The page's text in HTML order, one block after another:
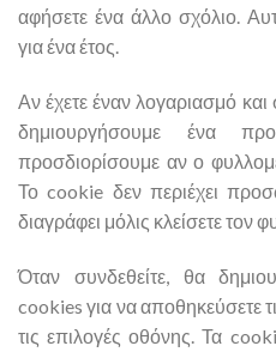
αφήσετε ένα άλλο σχόλιο.
για ένα έτος.
Αν έχετε έναν λογαριασμό και
δημιουργήσουμε ένα
προσδιορίσουμε αν ο
Το cookie δεν περιέχει
διαγράφει μόλις κλείσετε τον
Όταν συνδεθείτε, θα
cookies για να αποθηκεύσετε
τις επιλογές οθόνης. Τα